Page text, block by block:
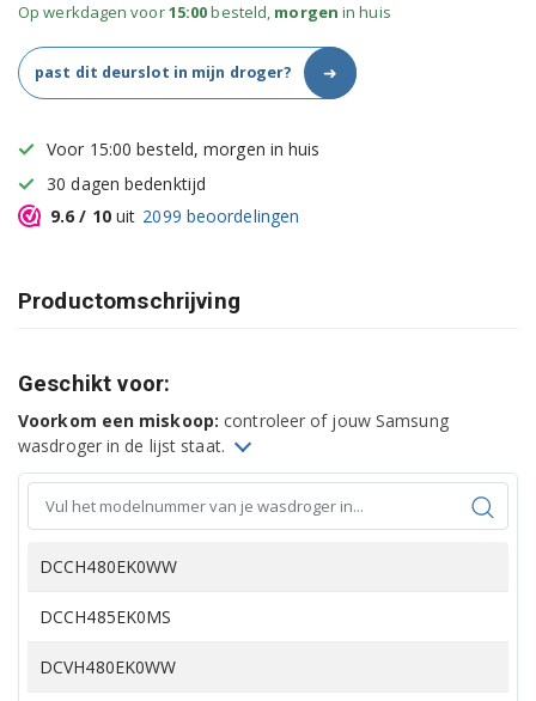
Op werkdagen voor15:00besteld, morgen in huis
past dit deurslot in mijn droger? ➜
Voor 15:00 besteld, morgen in huis
30 dagen bedenktijd
9.6 / 10uit 2099 beoordelingen
Productomschrijving
Geschikt voor:
Voorkom een miskoop: controleer of jouw Samsung
wasdroger in de lijst staat.
DCCH480EK0WW
DCCH485EK0MS
DCVH480EK0WW